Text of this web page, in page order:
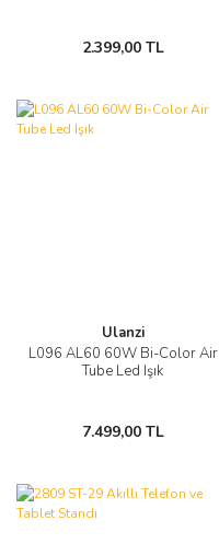
2.399,00 TL
Ulanzi
L096 AL60 60W Bi-Color Air
Tube Led Işık
7.499,00 TL